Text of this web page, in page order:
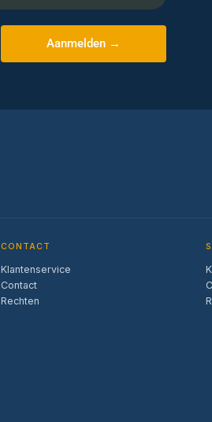
Aanmelden →
CONTACT
Klantenservice
Contact
Rechten